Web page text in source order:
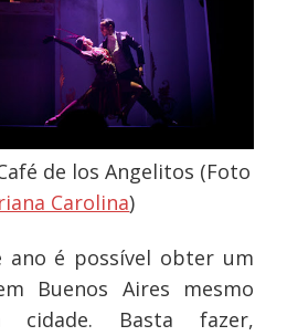
de los Angelitos (Foto
Carolina)
ano é possível obter um
Buenos Aires mesmo
Basta fazer,